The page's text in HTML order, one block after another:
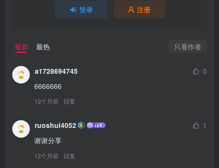
登录 注册
最新 最热 只看作者
a1728694745
0
6666666
12个月前 回复
ruoshui4052
1
谢谢分享
12个月前 回复